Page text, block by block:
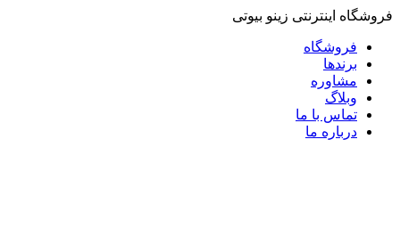
فروشگاه اینترنتی زینو بیوتی
فروشگاه
برندها
مشاوره
وبلاگ
تماس با ما
درباره ما